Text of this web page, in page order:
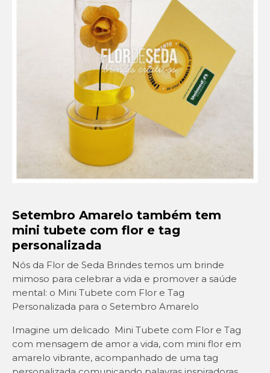
Outubro Rosa
Novembro Azul
Outras campanhas de prevenção
Copa do mundo 2026
Festa Caipira
QUEM SOMOS
CONTATO
EM DESTAQUE
Setembro Amarelo também tem
mini tubete com flor e tag
personalizada
Nós da Flor de Seda Brindes temos um brinde
mimoso para celebrar a vida e promover a saúde
mental: o Mini Tubete com Flor e Tag
Personalizada para o Setembro Amarelo
Imagine um delicado Mini Tubete com Flor e Tag
com mensagem de amor a vida, com mini flor em
amarelo vibrante, acompanhado de uma tag